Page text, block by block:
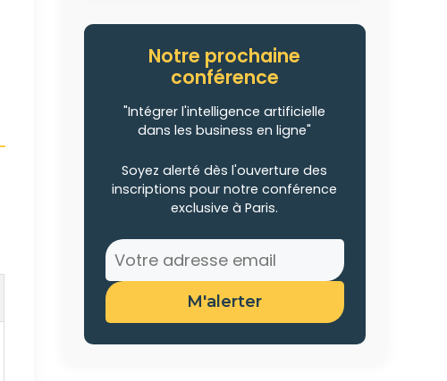
Notre prochaine
conférence
"Intégrer l'intelligence artificielle
dans les business en ligne"
Soyez alerté dès l'ouverture des
inscriptions pour notre conférence
exclusive à Paris.
M'alerter